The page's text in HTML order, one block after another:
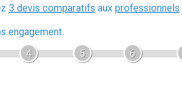
3 devis comparatifs aux professionnels
engagement.
4 5 6